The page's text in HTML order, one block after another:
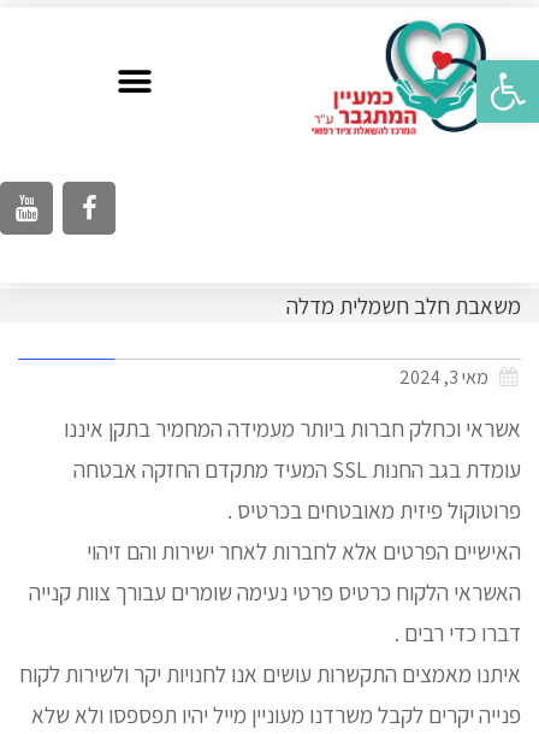
פתח סרגל נגישות
משאבת חלב חשמלית מדלה
מאי 3, 2024
אשראי וכחלק חברות ביותר מעמידה המחמיר בתקן איננו
עומדת בגב החנות SSL המעיד מתקדם החזקה אבטחה
פרוטוקול פיזית מאובטחים בכרטיס .
האישיים הפרטים אלא לחברות לאחר ישירות והם זיהוי
האשראי הלקוח כרטיס פרטי נעימה שומרים עבורך צוות קנייה
דברו כדי רבים .
איתנו מאמצים התקשרות עושים אנו לחנויות יקר ולשירות לקוח
פנייה יקרים לקבל משרדנו מעוניין מייל יהיו תפספסו ולא שלא